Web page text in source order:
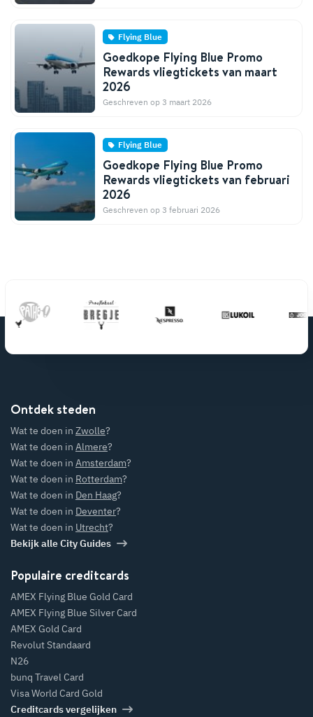
Flying Blue
Goedkope Flying Blue Promo
Rewards vliegtickets van maart
2026
Geschreven op 3 maart 2026
Flying Blue
Goedkope Flying Blue Promo
Rewards vliegtickets van februari
2026
Geschreven op 3 februari 2026
Ontdek steden
Wat te doen in Zwolle?
Wat te doen in Almere?
Wat te doen in Amsterdam?
Wat te doen in Rotterdam?
Wat te doen in Den Haag?
Wat te doen in Deventer?
Wat te doen in Utrecht?
Bekijk alle City Guides
Populaire creditcards
AMEX Flying Blue Gold Card
AMEX Flying Blue Silver Card
AMEX Gold Card
Revolut Standaard
N26
bunq Travel Card
Visa World Card Gold
Creditcards vergelijken